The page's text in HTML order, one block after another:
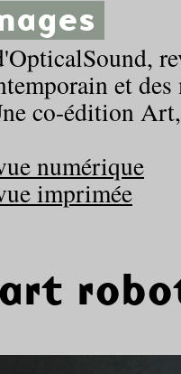
et des
co-édition
numérique
imprimée